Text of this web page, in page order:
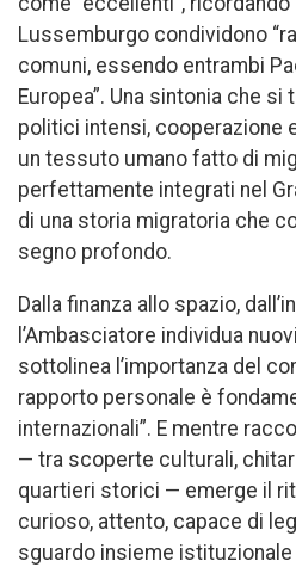
Lussemburgo condividono
comuni, essendo entrambi
Europea”. Una sintonia che
politici intensi, cooperazione
un tessuto umano fatto di
perfettamente integrati nel
di una storia migratoria che
segno profondo.
Dalla finanza allo spazio,
l’Ambasciatore individua
sottolinea l’importanza del
rapporto personale è
internazionali”. E mentre
— tra scoperte culturali,
quartieri storici — emerge il
curioso, attento, capace di
sguardo insieme